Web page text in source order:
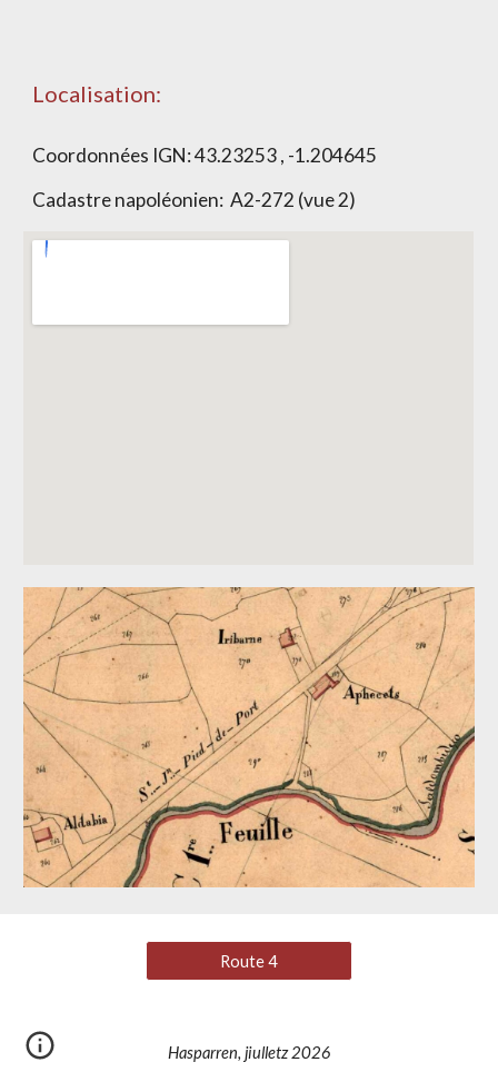
Localisation:
Coordonnées IGN: 43.23253 , -1.204645
Cadastre napoléonien: A2-272 (vue 2)
Route 4
Hasparren, jiulletz 2026